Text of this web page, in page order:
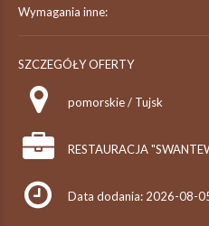
Wymagania inne:
SZCZEGÓŁY OFERTY
pomorskie / Tujsk
RESTAURACJA
Data dodania: 2026-08-